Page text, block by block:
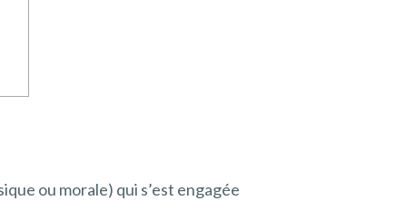
ou morale) qui s’est engagée